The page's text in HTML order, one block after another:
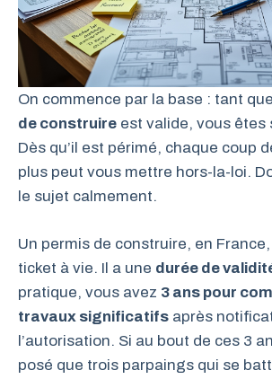
On commence par la base : tant
de construire est valide, vous êtes
Dès qu’il est périmé, chaque coup
plus peut vous mettre hors-la-loi.
le sujet calmement.
Un permis de construire, en France,
ticket à vie. Il a une durée de
pratique, vous avez 3 ans pour
travaux significatifs après
l’autorisation. Si au bout de ces 3
posé que trois parpaings qui se